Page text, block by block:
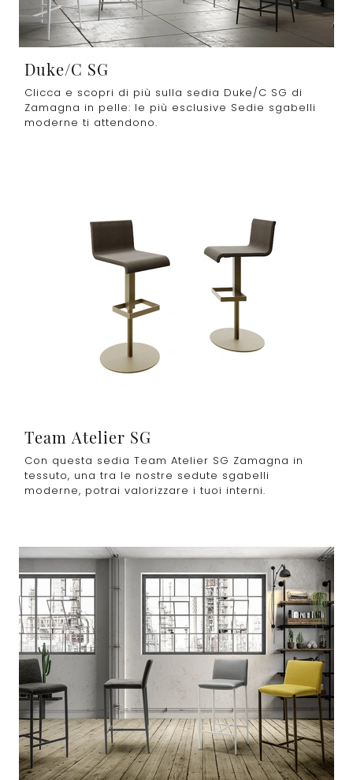
Duke/C SG
Clicca e scopri di più sulla sedia Duke/C SG di
Zamagna in pelle: le più esclusive Sedie sgabelli
moderne ti attendono.
Team Atelier SG
Con questa sedia Team Atelier SG Zamagna in
tessuto, una tra le nostre sedute sgabelli
moderne, potrai valorizzare i tuoi interni.